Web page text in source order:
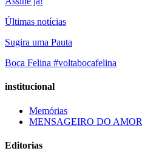
Últimas notícias
Sugira uma Pauta
Boca Felina #voltabocafelina
institucional
Memórias
MENSAGEIRO DO AMOR
Editorias